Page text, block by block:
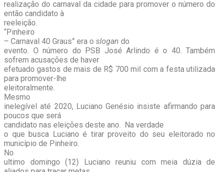
realização do carnaval da cidade para promover o número do
então candidato à
reeleição.
“Pinheiro
– Carnaval 40 Graus” era o slogan do
evento. O número do PSB José Arlindo é o 40. Também
sofrem acusações de haver
efetuado gastos de mais de R$ 700 mil com a festa utilizada
para promover-lhe
eleitoralmente.
Mesmo
inelegível até 2020, Luciano Genésio insiste afirmando para
poucos que será
candidato nas eleições deste ano. Na verdade
o que busca Luciano é tirar proveito do seu eleitorado no
município de Pinheiro.
No
ultimo domingo (12) Luciano reuniu com meia dúzia de